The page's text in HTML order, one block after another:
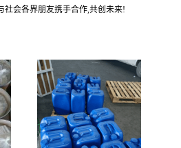
社会各界朋友携手合作,共创未来!